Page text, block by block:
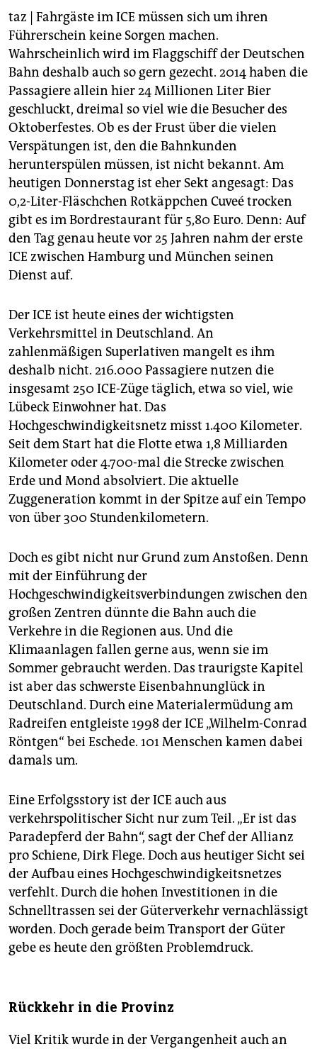
unterstützen
abo
genossenschaft
epaper login
taz | Fahrgäste im ICE müssen sich um ihren
Führerschein keine Sorgen machen.
Wahrscheinlich wird im Flaggschiff der Deutschen
Bahn deshalb auch so gern gezecht. 2014 haben die
Passagiere allein hier 24 Millionen Liter Bier
geschluckt, dreimal so viel wie die Besucher des
Oktoberfestes. Ob es der Frust über die vielen
Verspätungen ist, den die Bahnkunden
herunterspülen müssen, ist nicht bekannt. Am
heutigen Donnerstag ist eher Sekt angesagt: Das
0,2-Liter-Fläschchen Rotkäppchen Cuveé trocken
gibt es im Bordrestaurant für 5,80 Euro. Denn: Auf
den Tag genau heute vor 25 Jahren nahm der erste
ICE zwischen Hamburg und München seinen
Dienst auf.
Der ICE ist heute eines der wichtigsten
Verkehrsmittel in Deutschland. An
zahlenmäßigen Superlativen mangelt es ihm
deshalb nicht. 216.000 Passagiere nutzen die
insgesamt 250 ICE-Züge täglich, etwa so viel, wie
Lübeck Einwohner hat. Das
Hochgeschwindigkeitsnetz misst 1.400 Kilometer.
Seit dem Start hat die Flotte etwa 1,8 Milliarden
Kilometer oder 4.700-mal die Strecke zwischen
Erde und Mond absolviert. Die aktuelle
Zuggeneration kommt in der Spitze auf ein Tempo
von über 300 Stundenkilometern.
Doch es gibt nicht nur Grund zum Anstoßen. Denn
mit der Einführung der
Hochgeschwindigkeitsverbindungen zwischen den
großen Zentren dünnte die Bahn auch die
Verkehre in die Regionen aus. Und die
Klimaanlagen fallen gerne aus, wenn sie im
Sommer gebraucht werden. Das traurigste Kapitel
ist aber das schwerste Eisenbahnunglück in
Deutschland. Durch eine Materialermüdung am
Radreifen entgleiste 1998 der ICE „Wilhelm-Conrad
Röntgen“ bei Eschede. 101 Menschen kamen dabei
damals um.
Eine Erfolgsstory ist der ICE auch aus
verkehrspolitischer Sicht nur zum Teil. „Er ist das
Paradepferd der Bahn“, sagt der Chef der Allianz
pro Schiene, Dirk Flege. Doch aus heutiger Sicht sei
der Aufbau eines Hochgeschwindigkeitsnetzes
verfehlt. Durch die hohen Investitionen in die
Schnelltrassen sei der Güterverkehr vernachlässigt
worden. Doch gerade beim Transport der Güter
gebe es heute den größten Problemdruck.
Rückkehr in die Provinz
Viel Kritik wurde in der Vergangenheit auch an